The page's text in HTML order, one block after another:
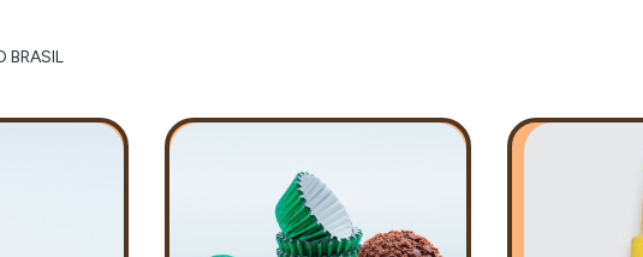
BRASIL